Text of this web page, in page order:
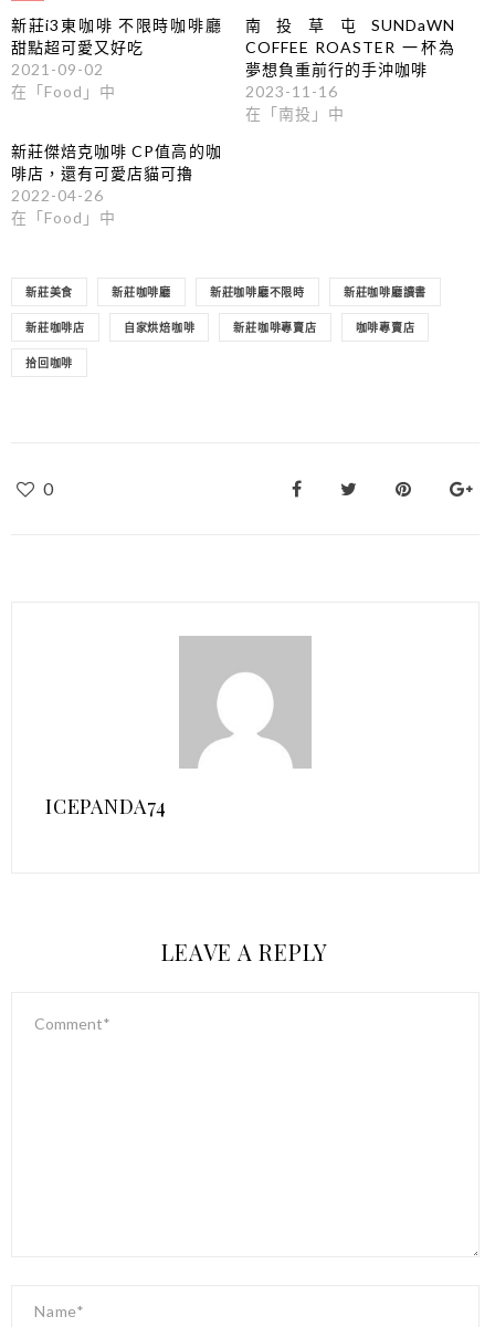
新莊i3東咖啡 不限時咖啡廳
甜點超可愛又好吃
2021-09-02
在「Food」中
南投草屯SUNDaWN
COFFEE ROASTER 一杯為
夢想負重前行的手沖咖啡
2023-11-16
在「南投」中
新莊傑焙克咖啡 CP值高的咖
啡店，還有可愛店貓可擼
2022-04-26
在「Food」中
新莊美食 新莊咖啡廳 新莊咖啡廳不限時 新莊咖啡廳讀書
新莊咖啡店 自家烘焙咖啡 新莊咖啡專賣店 咖啡專賣店
拾回咖啡
0
ICEPANDA74
LEAVE A REPLY